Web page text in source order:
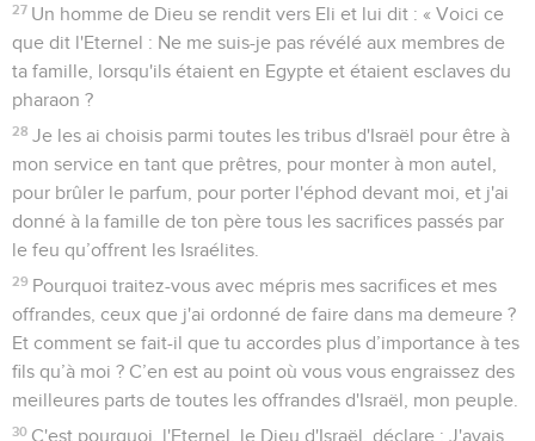
27 Un homme de Dieu se rendit vers Eli et lui dit : « Voici ce
que dit l'Eternel : Ne me suis-je pas révélé aux membres de
ta famille, lorsqu'ils étaient en Egypte et étaient esclaves du
pharaon ?
28 Je les ai choisis parmi toutes les tribus d'Israël pour être à
mon service en tant que prêtres, pour monter à mon autel,
pour brûler le parfum, pour porter l'éphod devant moi, et j'ai
donné à la famille de ton père tous les sacrifices passés par
le feu qu’offrent les Israélites.
29 Pourquoi traitez-vous avec mépris mes sacrifices et mes
offrandes, ceux que j'ai ordonné de faire dans ma demeure ?
Et comment se fait-il que tu accordes plus d’importance à tes
fils qu’à moi ? C’en est au point où vous vous engraissez des
meilleures parts de toutes les offrandes d'Israël, mon peuple.
30 C'est pourquoi, l'Eternel, le Dieu d'Israël, déclare : J'avais